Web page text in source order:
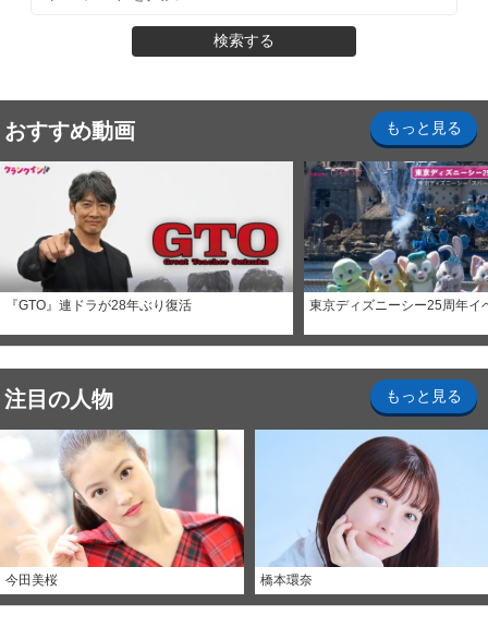
検索する
おすすめ動画 もっと見る
『GTO』連ドラが28年ぶり復活 東京ディズニーシー25周年イ
注目の人物 もっと見る
今田美桜 橋本環奈